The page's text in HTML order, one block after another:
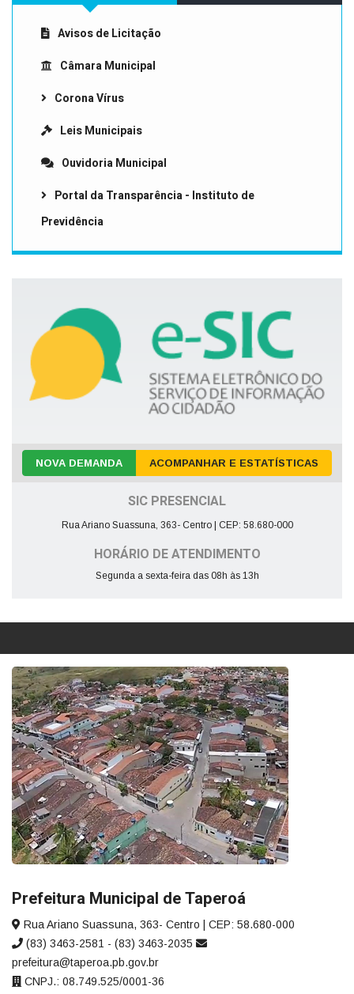
Avisos de Licitação
Câmara Municipal
Corona Vírus
Leis Municipais
Ouvidoria Municipal
Portal da Transparência - Instituto de
Previdência
NOVA DEMANDA ACOMPANHAR E ESTATÍSTICAS
SIC PRESENCIAL
Rua Ariano Suassuna, 363- Centro | CEP: 58.680-000
HORÁRIO DE ATENDIMENTO
Segunda a sexta-feira das 08h às 13h
Prefeitura Municipal de Taperoá
Rua Ariano Suassuna, 363- Centro | CEP: 58.680-000
(83) 3463-2581 - (83) 3463-2035
prefeitura@taperoa.pb.gov.br
CNPJ.: 08.749.525/0001-36